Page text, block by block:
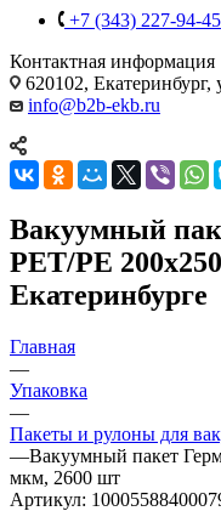
+7 (343) 227-94-45
Контактная информация
620102, Екатеринбург,
info@b2b-ekb.ru
Вакуумный
PET/PE
Екатеринбурге
Главная
—
Упаковка
—
Пакеты и рулоны для
—Вакуумный пакет
мкм, 2600 шт
Артикул: